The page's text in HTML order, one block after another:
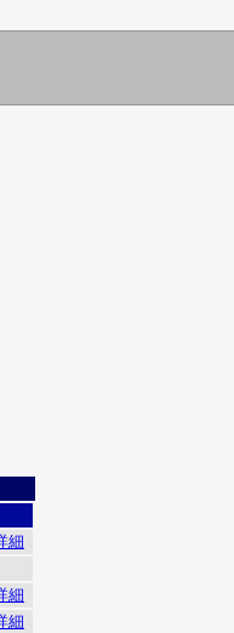
細
細
細